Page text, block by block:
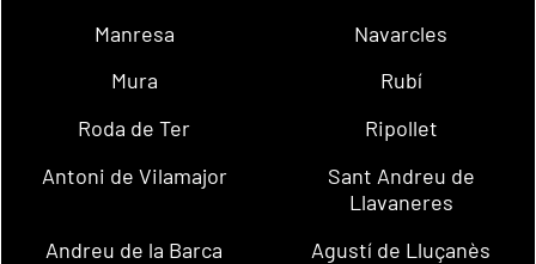
Manresa
Navarcles
Mura
Rubí
Roda de Ter
Ripollet
Antoni de Vilamajor
Sant Andreu de
Llavaneres
Andreu de la Barca
Agustí de Lluçanès